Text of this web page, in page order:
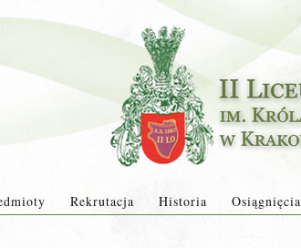
Rekrutacja Historia Osiągnięcia